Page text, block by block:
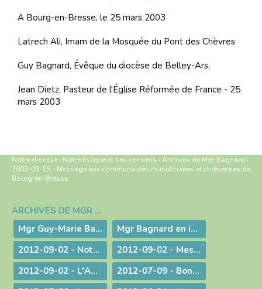
A Bourg-en-Bresse, le 25 mars 2003
Latrech Ali, Imam de la Mosquée du Pont des Chèvres
Guy Bagnard, Évêque du diocèse de Belley-Ars,
Jean Dietz, Pasteur de l'Église Réformée de France - 25
mars 2003
Notre diocèse › Notre Évêque et ses conseils ›Archives de Mgr Bagnard ›
2003-03-25 - Message aux communautés musulmanes et chrétiennes de
Bourg-en-Bresse
Navigation
ARCHIVES DE MGR BAGNARD
Mgr Guy-Marie Bagnard, évêque émérite de Belley-Ars
Mgr Bagnard en images
2012-09-02 - Notre tâche est de faire entendre la voix d'une conscience droite !
2012-09-02 - Message d'au-revoir de Mgr Bagnard
2012-09-02 - L'Amour de l'Eglise !
2012-07-09 - Bonne Route !